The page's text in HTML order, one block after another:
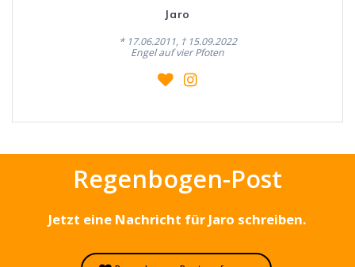
Jaro
* 17.06.2011, † 15.09.2022
Engel auf vier Pfoten
Regenbogen-Post
Jetzt eine Nachricht für Jaro schreiben.